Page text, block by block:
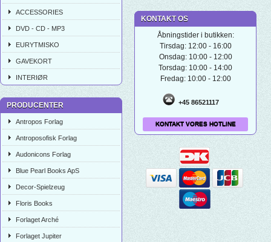
ACCESSORIES
DVD - CD - MP3
EURYTMISKO
GAVEKORT
INTERIØR
PRODUCENTER
Antropos Forlag
Antroposofisk Forlag
Audonicons Forlag
Blue Pearl Books ApS
Decor-Spielzeug
Floris Books
Forlaget Arché
Forlaget Jupiter
KONTAKT OS
Åbningstider i butikken:
Tirsdag: 12:00 - 16:00
Onsdag: 10:00 - 12:00
Torsdag: 10:00 - 14:00
Fredag: 10:00 - 12:00
+45 86521117
KONTAKT VORES HOTLINE